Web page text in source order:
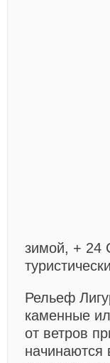
зимой, + 24
Рельеф
каменные
от ветров